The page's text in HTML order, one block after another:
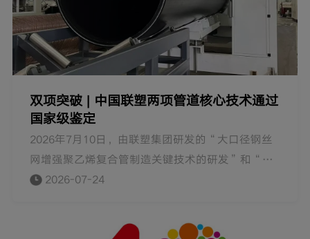
双项突破 | 中国联塑两项管道核心技术通过
国家级鉴定
2026年7月10日，由联塑集团研发的“大口径钢丝
网增强聚乙烯复合管制造关键技术的研发”和“高
性能聚偏氟乙烯（PVDF）管道制造关键技术的研
定，分别达到国际领先、国际先进水平。
2026-07-24